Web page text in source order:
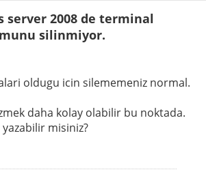
server 2008 de terminal
silinmiyor.
oldugu icin silememeniz normal.
daha kolay olabilir bu noktada.
misiniz?